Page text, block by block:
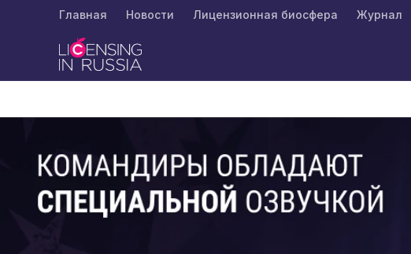
Главная Новости Лицензионная биосфера Журнал
Герои «Ну, погоди!» стали командирами